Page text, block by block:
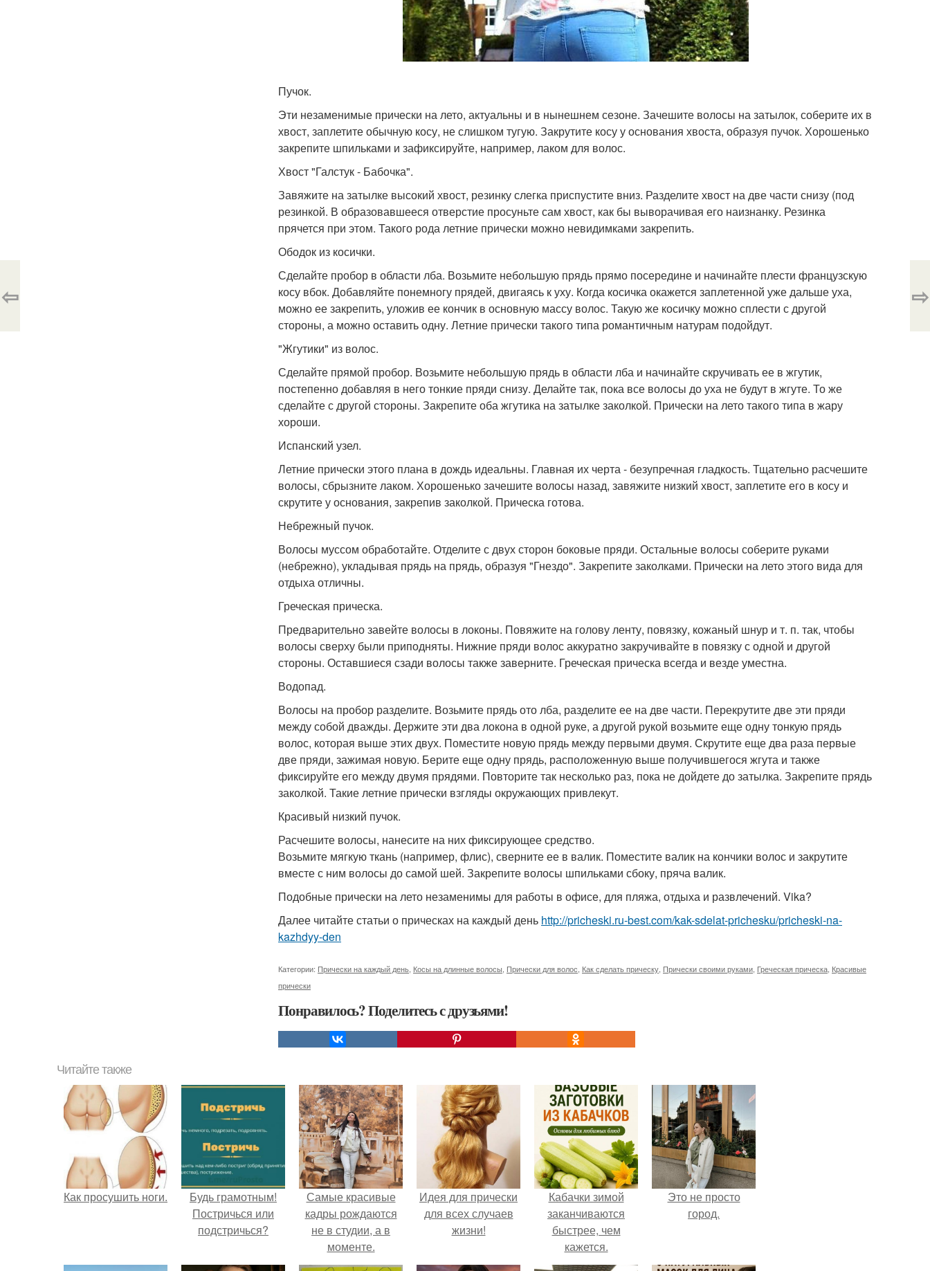
Пучок.
Эти незаменимые прически на лето, актуальны и в нынешнем сезоне. Зачешите волосы на затылок, соберите их в
хвост, заплетите обычную косу, не слишком тугую. Закрутите косу у основания хвоста, образуя пучок. Хорошенько
закрепите шпильками и зафиксируйте, например, лаком для волос.
Хвост "Галстук - Бабочка".
Завяжите на затылке высокий хвост, резинку слегка приспустите вниз. Разделите хвост на две части снизу (под
резинкой. В образовавшееся отверстие просуньте сам хвост, как бы выворачивая его наизнанку. Резинка
прячется при этом. Такого рода летние прически можно невидимками закрепить.
Ободок из косички.
Сделайте пробор в области лба. Возьмите небольшую прядь прямо посередине и начинайте плести французскую
косу вбок. Добавляйте понемногу прядей, двигаясь к уху. Когда косичка окажется заплетенной уже дальше уха,
можно ее закрепить, уложив ее кончик в основную массу волос. Такую же косичку можно сплести с другой
стороны, а можно оставить одну. Летние прически такого типа романтичным натурам подойдут.
"Жгутики" из волос.
Сделайте прямой пробор. Возьмите небольшую прядь в области лба и начинайте скручивать ее в жгутик,
постепенно добавляя в него тонкие пряди снизу. Делайте так, пока все волосы до уха не будут в жгуте. То же
сделайте с другой стороны. Закрепите оба жгутика на затылке заколкой. Прически на лето такого типа в жару
хороши.
Испанский узел.
Летние прически этого плана в дождь идеальны. Главная их черта - безупречная гладкость. Тщательно расчешите
волосы, сбрызните лаком. Хорошенько зачешите волосы назад, завяжите низкий хвост, заплетите его в косу и
скрутите у основания, закрепив заколкой. Прическа готова.
Небрежный пучок.
Волосы муссом обработайте. Отделите с двух сторон боковые пряди. Остальные волосы соберите руками
(небрежно), укладывая прядь на прядь, образуя "Гнездо". Закрепите заколками. Прически на лето этого вида для
отдыха отличны.
Греческая прическа.
Предварительно завейте волосы в локоны. Повяжите на голову ленту, повязку, кожаный шнур и т. п. так, чтобы
волосы сверху были приподняты. Нижние пряди волос аккуратно закручивайте в повязку с одной и другой
стороны. Оставшиеся сзади волосы также заверните. Греческая прическа всегда и везде уместна.
Водопад.
Волосы на пробор разделите. Возьмите прядь ото лба, разделите ее на две части. Перекрутите две эти пряди
между собой дважды. Держите эти два локона в одной руке, а другой рукой возьмите еще одну тонкую прядь
волос, которая выше этих двух. Поместите новую прядь между первыми двумя. Скрутите еще два раза первые
две пряди, зажимая новую. Берите еще одну прядь, расположенную выше получившегося жгута и также
фиксируйте его между двумя прядями. Повторите так несколько раз, пока не дойдете до затылка. Закрепите прядь
заколкой. Такие летние прически взгляды окружающих привлекут.
Красивый низкий пучок.
Расчешите волосы, нанесите на них фиксирующее средство.
Возьмите мягкую ткань (например, флис), сверните ее в валик. Поместите валик на кончики волос и закрутите
вместе с ним волосы до самой шей. Закрепите волосы шпильками сбоку, пряча валик.
Подобные прически на лето незаменимы для работы в офисе, для пляжа, отдыха и развлечений. Vika?
Далее читайте статьи о прическах на каждый день http://pricheski.ru-best.com/kak-sdelat-prichesku/pricheski-na-
kazhdyy-den
Категории: Прически на каждый день Косы на длинные волосы Прически для волос Как сделать прическу Прически своими руками Греческая прическа Красивые
прически
Понравилось? Поделитесь с друзьями!
⇦ ⇨
Читайте также
Как просушить ноги.
Будь грамотным!
Постричься или
подстричься?
Самые красивые
кадры рождаются
не в студии, а в
моменте.
Идея для прически
для всех случаев
жизни!
Кабачки зимой
заканчиваются
быстрее, чем
кажется.
Это не просто
город.